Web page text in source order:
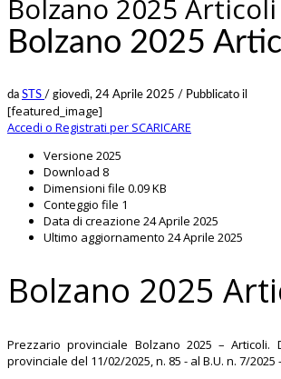
Bolzano 2025 Articoli
Bolzano 2025
da STS / giovedì, 24 Aprile 2025 / Pubblicato il
[featured_image]
Accedi o Registrati per SCARICARE
Versione 2025
Download 8
Dimensioni file 0.09 KB
Conteggio file 1
Data di creazione 24 Aprile 2025
Ultimo aggiornamento 24 Aprile 2025
Bolzano 2025
Prezzario provinciale Bolzano 2025 – Articoli.
provinciale del 11/02/2025, n. 85 - al B.U. n. 7/2025